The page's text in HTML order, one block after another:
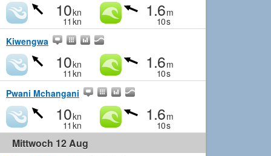
10kn
11 kn
1.6m
10s
Kiwengwa
10kn
11 kn
1.6m
10s
Pwani Mchangani
10kn
11 kn
1.6m
10s
Mittwoch 12 Aug